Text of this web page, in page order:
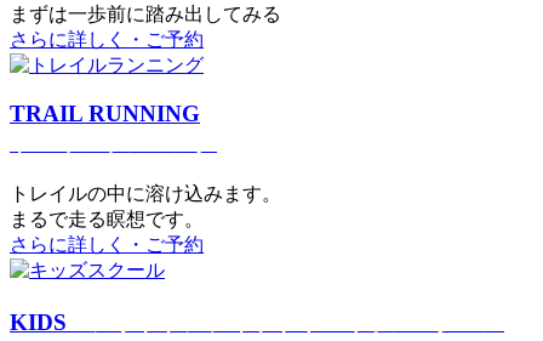
まずは一歩前に踏み出してみる
さらに詳しく・ご予約
TRAIL RUNNING
トレイルの中に溶け込みます。
まるで⾛る瞑想です。
さらに詳しく・ご予約
KIDS